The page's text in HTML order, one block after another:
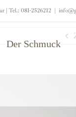
| Tel.: 081-2526212 |
Der Schmuck